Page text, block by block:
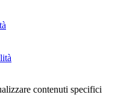
contenuti specifici